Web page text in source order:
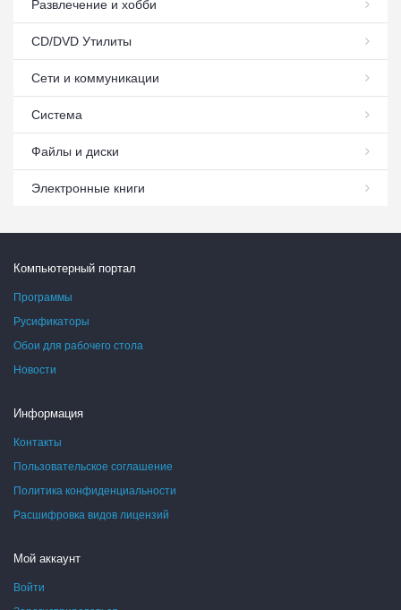
Развлечение и хобби
СD/DVD Утилиты
Сети и коммуникации
Система
Файлы и диски
Электронные книги
Компьютерный портал
Программы
Русификаторы
Обои для рабочего стола
Новости
Информация
Контакты
Пользовательское соглашение
Политика конфиденциальности
Расшифровка видов лицензий
Мой аккаунт
Войти